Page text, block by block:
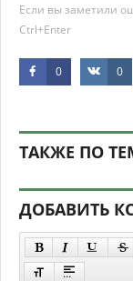
Если вы заметили
Ctrl+Enter
0 0
ТАКЖЕ ПО
ДОБАВИТЬ